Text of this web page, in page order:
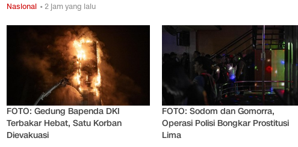
Nasional • 2 jam yang lalu
FOTO: Gedung Bapenda DKI
Terbakar Hebat, Satu Korban
Dievakuasi
FOTO: Sodom dan Gomorra,
Operasi Polisi Bongkar Prostitusi
Lima